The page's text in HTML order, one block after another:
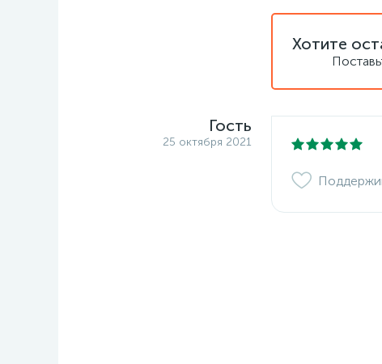
Хотите
Гость
25 октября 2021